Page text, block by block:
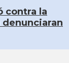
contra la